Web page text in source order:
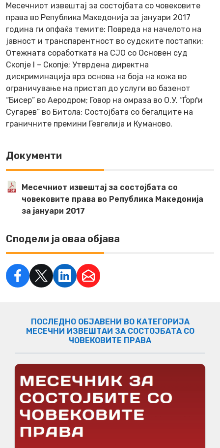
Месечниот извештај за состојбата со човековите
права во Република Македонија за јануари 2017
година ги опфаќа темите: Повреда на начелото на
јавност и транспарентност во судските постапки;
Отежната соработката на СЈО со Основен суд
Скопје I – Скопје; Утврдена директна
дискриминација врз основа на боја на кожа во
ограничување на пристап до услуги во базенот
“Бисер” во Аеродром; Говор на омраза во О.У. “Ѓорѓи
Сугарев” во Битола; Состојбата со бегалците на
граничните премини Гевгелија и Куманово.
Документи
Месечниот извештај за состојбата со
човековите права во Република Македонија
за јануари 2017
Сподели ја оваа објава
ПОСЛЕДНО ОБЈАВЕНИ ВО КАТЕГОРИЈА
МЕСЕЧНИ ИЗВЕШТАИ ЗА СОСТОЈБАТА СО
ЧОВЕКОВИТЕ ПРАВА